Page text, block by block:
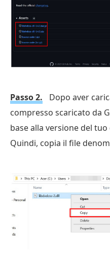
Passo 2.
Dopo aver
compresso scaricato da
base alla versione del
Quindi, copia il file